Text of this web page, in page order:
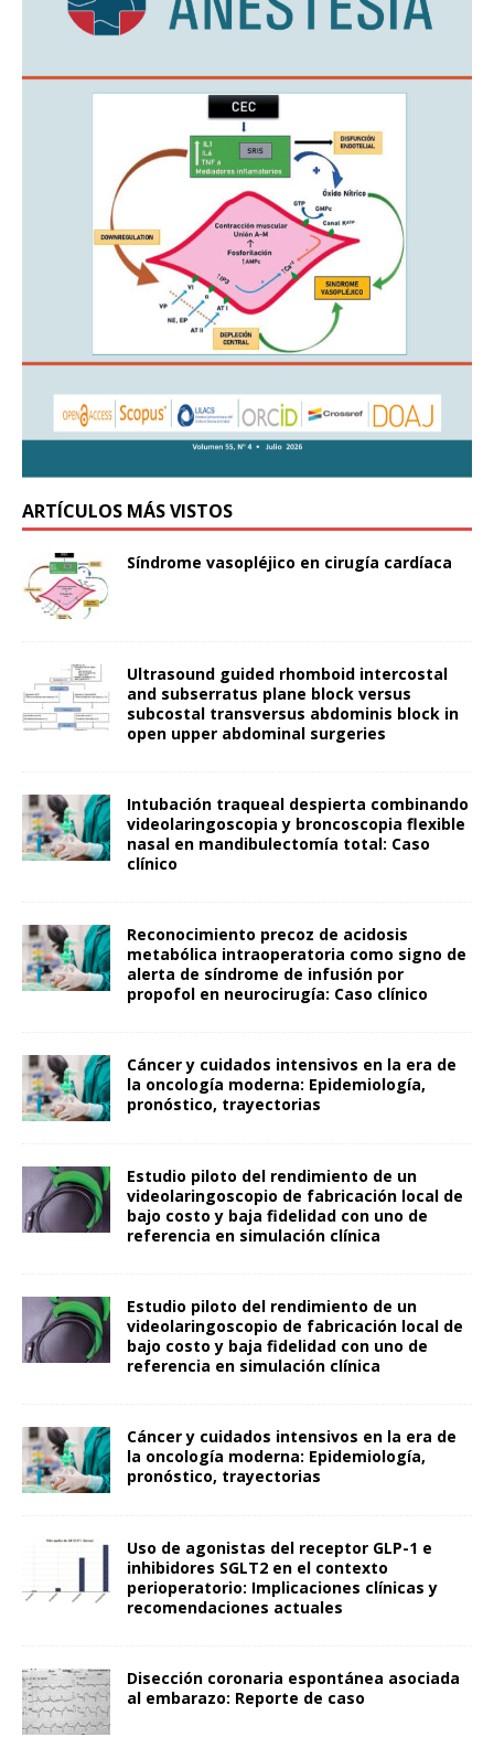
ARTÍCULOS MÁS VISTOS
Síndrome vasopléjico en cirugía cardíaca
Ultrasound guided rhomboid intercostal
and subserratus plane block versus
subcostal transversus abdominis block in
open upper abdominal surgeries
Intubación traqueal despierta combinando
videolaringoscopia y broncoscopia flexible
nasal en mandibulectomía total: Caso
clínico
Reconocimiento precoz de acidosis
metabólica intraoperatoria como signo de
alerta de síndrome de infusión por
propofol en neurocirugía: Caso clínico
Cáncer y cuidados intensivos en la era de
la oncología moderna: Epidemiología,
pronóstico, trayectorias
Estudio piloto del rendimiento de un
videolaringoscopio de fabricación local de
bajo costo y baja fidelidad con uno de
referencia en simulación clínica
Estudio piloto del rendimiento de un
videolaringoscopio de fabricación local de
bajo costo y baja fidelidad con uno de
referencia en simulación clínica
Cáncer y cuidados intensivos en la era de
la oncología moderna: Epidemiología,
pronóstico, trayectorias
Uso de agonistas del receptor GLP-1 e
inhibidores SGLT2 en el contexto
perioperatorio: Implicaciones clínicas y
recomendaciones actuales
Disección coronaria espontánea asociada
al embarazo: Reporte de caso